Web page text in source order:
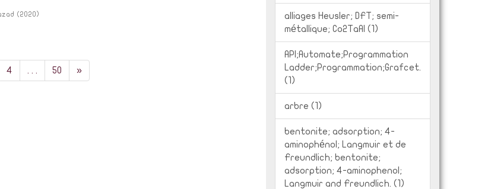
(2020)
4 . . . 50 »
alliages Heusler; DFT; semi-
métallique; Co2TaAl (1)
API;Automate;Programmation
Ladder;Programmation;Grafcet.
(1)
arbre (1)
bentonite; adsorption; 4-
aminophénol; Langmuir et de
Freundlich; bentonite;
adsorption; 4-aminophenol;
Langmuir and Freundlich. (1)